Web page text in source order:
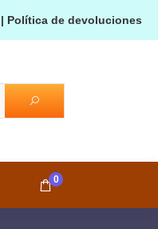
| Política de devoluciones
0